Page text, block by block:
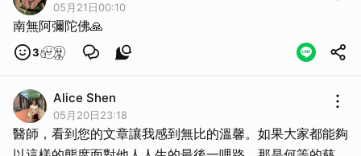
05月21日00:10
南無阿彌陀佛🙏
3
Alice Shen
05月20日23:18
醫師，看到您的文章讓我感到無比的溫馨。如果大家都能夠